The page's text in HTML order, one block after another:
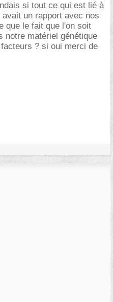
si tout ce qui est lié à
un rapport avec nos
que le fait que l'on soit
notre matériel génétique
? si oui merci de